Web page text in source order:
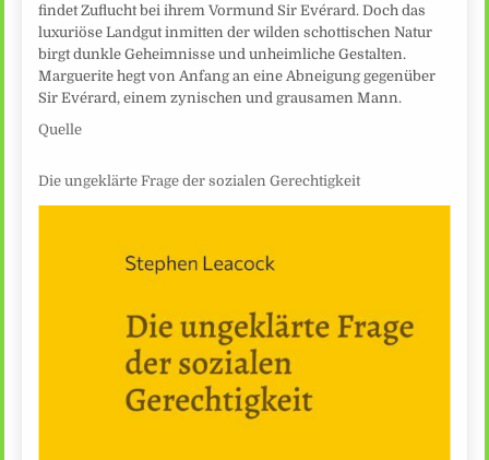
findet Zuflucht bei ihrem Vormund Sir Evérard. Doch das
luxuriöse Landgut inmitten der wilden schottischen Natur
birgt dunkle Geheimnisse und unheimliche Gestalten.
Marguerite hegt von Anfang an eine Abneigung gegenüber
Sir Evérard, einem zynischen und grausamen Mann.
Quelle
Die ungeklärte Frage der sozialen Gerechtigkeit